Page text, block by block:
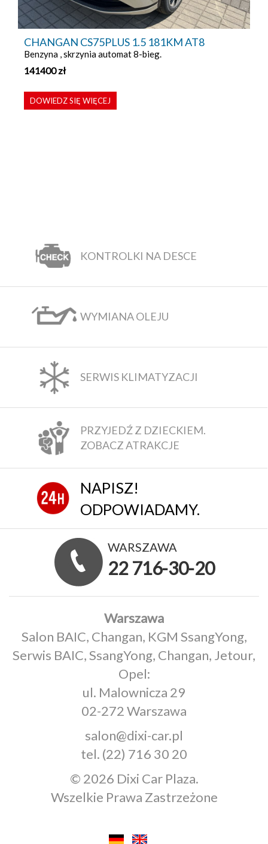
CHANGAN CS75PLUS 1.5 181KM AT8
Benzyna , skrzynia automat 8-bieg.
141400zł
DOWIEDZ SIĘ WIĘCEJ
KONTROLKI NA DESCE
WYMIANA OLEJU
SERWIS KLIMATYZACJI
PRZYJEDŹ Z DZIECKIEM.
ZOBACZ ATRAKCJE
NAPISZ!
ODPOWIADAMY.
WARSZAWA
22 716-30-20
Warszawa
Salon BAIC, Changan, KGM SsangYong,
Serwis BAIC, SsangYong, Changan, Jetour,
Opel:
ul. Malownicza 29
02-272 Warszawa
salon@dixi-car.pl
tel. (22) 716 30 20
© 2026 Dixi Car Plaza.
Wszelkie Prawa Zastrzeżone